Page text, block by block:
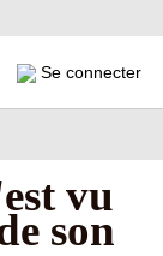
Se connecter
vu
son